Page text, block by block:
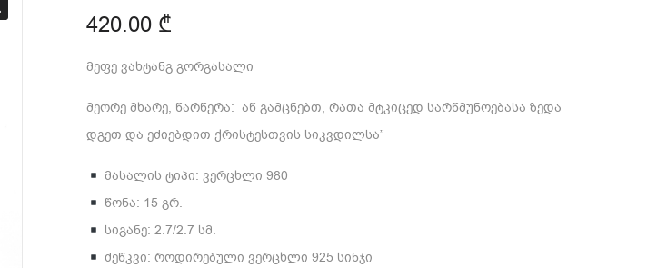
420.00 ₾
მეფე ვახტანგ გორგასალი
მეორე მხარე, წარწერა: აწ გამცნებთ, რათა მტკიცედ სარწმუნოებასა ზედა
დგეთ და ეძიებდით ქრისტესთვის სიკვდილსა”
მასალის ტიპი: ვერცხლი 980
წონა: 15 გრ.
სიგანე: 2.7/2.7 სმ.
ძეწკვი: როდირებული ვერცხლი 925 სინჯი